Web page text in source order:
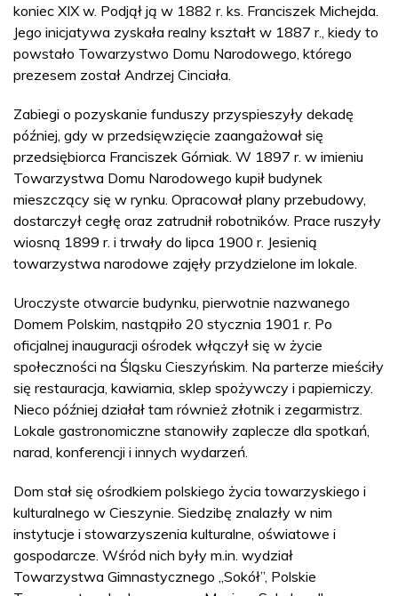
koniec XIX w. Podjął ją w 1882 r. ks. Franciszek Michejda.
Jego inicjatywa zyskała realny kształt w 1887 r., kiedy to
powstało Towarzystwo Domu Narodowego, którego
prezesem został Andrzej Cinciała.
Zabiegi o pozyskanie funduszy przyspieszyły dekadę
później, gdy w przedsięwzięcie zaangażował się
przedsiębiorca Franciszek Górniak. W 1897 r. w imieniu
Towarzystwa Domu Narodowego kupił budynek
mieszczący się w rynku. Opracował plany przebudowy,
dostarczył cegłę oraz zatrudnił robotników. Prace ruszyły
wiosną 1899 r. i trwały do lipca 1900 r. Jesienią
towarzystwa narodowe zajęły przydzielone im lokale.
Uroczyste otwarcie budynku, pierwotnie nazwanego
Domem Polskim, nastąpiło 20 stycznia 1901 r. Po
oficjalnej inauguracji ośrodek włączył się w życie
społeczności na Śląsku Cieszyńskim. Na parterze mieściły
się restauracja, kawiarnia, sklep spożywczy i papierniczy.
Nieco później działał tam również złotnik i zegarmistrz.
Lokale gastronomiczne stanowiły zaplecze dla spotkań,
narad, konferencji i innych wydarzeń.
Dom stał się ośrodkiem polskiego życia towarzyskiego i
kulturalnego w Cieszynie. Siedzibę znalazły w nim
instytucje i stowarzyszenia kulturalne, oświatowe i
gospodarcze. Wśród nich były m.in. wydział
Towarzystwa Gimnastycznego „Sokół”, Polskie